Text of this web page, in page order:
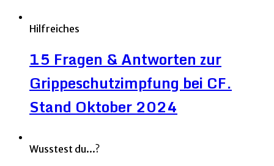
Hilfreiches
15 Fragen & Antworten zur
Grippeschutzimpfung bei CF.
Stand Oktober 2024
Wusstest du...?